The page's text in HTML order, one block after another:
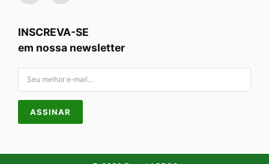
INSCREVA-SE
em nossa newsletter